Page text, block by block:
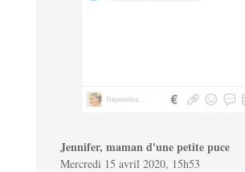
Jennifer, maman d'une petite puce
Mercredi 15 avril 2020, 15h53